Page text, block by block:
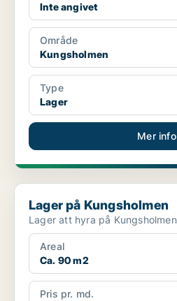
Inte angivet
Område
Kungsholmen
Type
Lager
Mer info
Lager på Kungsholmen
Lager på Kungsholmen
Lager att hyra på Kungsholmen
Areal
Ca. 90 m2
Pris pr. md.